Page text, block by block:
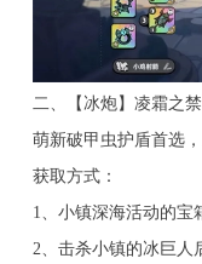
二、【冰炮】凌霜之
萌新破甲虫护盾首选
获取方式：
1、小镇深海活动的宝
2、击杀小镇的冰巨人